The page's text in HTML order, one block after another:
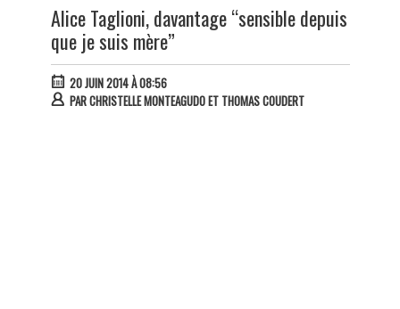
Alice Taglioni, davantage “sensible depuis
que je suis mère”
20 JUIN 2014 À 08:56
PARCHRISTELLE MONTEAGUDO ET THOMAS COUDERT